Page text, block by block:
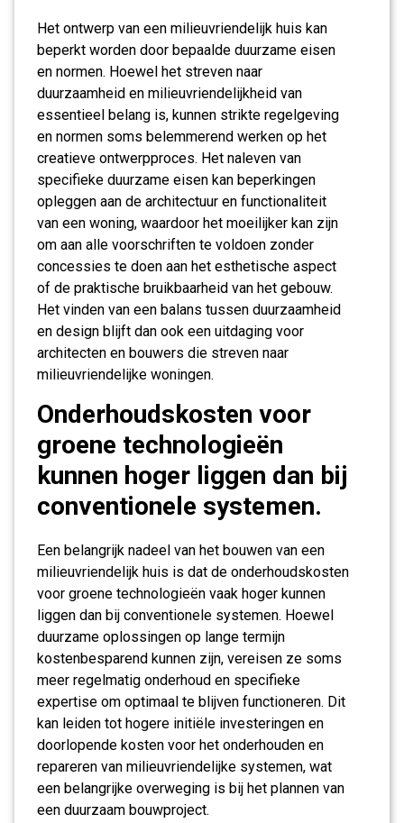
Het ontwerp van een milieuvriendelijk huis kan
beperkt worden door bepaalde duurzame eisen
en normen. Hoewel het streven naar
duurzaamheid en milieuvriendelijkheid van
essentieel belang is, kunnen strikte regelgeving
en normen soms belemmerend werken op het
creatieve ontwerpproces. Het naleven van
specifieke duurzame eisen kan beperkingen
opleggen aan de architectuur en functionaliteit
van een woning, waardoor het moeilijker kan zijn
om aan alle voorschriften te voldoen zonder
concessies te doen aan het esthetische aspect
of de praktische bruikbaarheid van het gebouw.
Het vinden van een balans tussen duurzaamheid
en design blijft dan ook een uitdaging voor
architecten en bouwers die streven naar
milieuvriendelijke woningen.
Onderhoudskosten voor
groene technologieën
kunnen hoger liggen dan bij
conventionele systemen.
Een belangrijk nadeel van het bouwen van een
milieuvriendelijk huis is dat de onderhoudskosten
voor groene technologieën vaak hoger kunnen
liggen dan bij conventionele systemen. Hoewel
duurzame oplossingen op lange termijn
kostenbesparend kunnen zijn, vereisen ze soms
meer regelmatig onderhoud en specifieke
expertise om optimaal te blijven functioneren. Dit
kan leiden tot hogere initiële investeringen en
doorlopende kosten voor het onderhouden en
repareren van milieuvriendelijke systemen, wat
een belangrijke overweging is bij het plannen van
een duurzaam bouwproject.